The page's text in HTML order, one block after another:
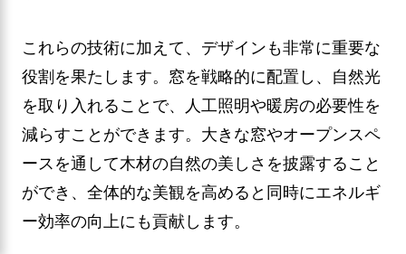
これらの技術に加えて、デザインも非常に重要な
役割を果たします。窓を戦略的に配置し、自然光
を取り入れることで、人工照明や暖房の必要性を
減らすことができます。大きな窓やオープンスペ
ースを通して木材の自然の美しさを披露すること
ができ、全体的な美観を高めると同時にエネルギ
ー効率の向上にも貢献します。